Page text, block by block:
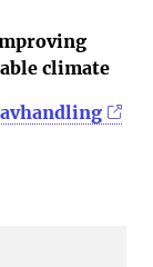
climate